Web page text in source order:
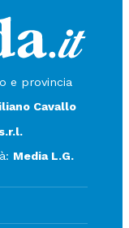
e provincia
Cavallo
Media L.G.